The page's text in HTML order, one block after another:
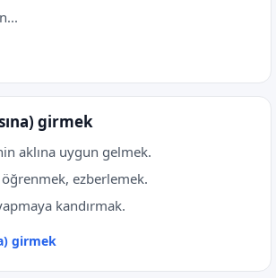
girmek
aklına uygun gelmek.
ezberlemek.
kandırmak.
girmek